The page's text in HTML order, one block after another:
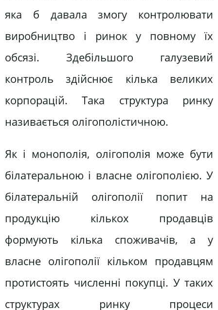
яка б давала змогу контролювати
виробництво і ринок у повному їх
обсязі. Здебільшого галузевий
контроль здійснює кілька великих
корпорацій. Така структура ринку
називається олігополістичною.
Як і монополія, олігополія може бути
білатеральною і власне олігополією. У
білатеральній олігополії попит на
продукцію кількох продавців
формують кілька споживачів, а у
власне олігополії кільком продавцям
протистоять численні покупці. У таких
структурах ринку процеси